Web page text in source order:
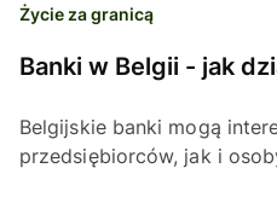
Życie za granicą
Banki w Belgii - jak
Belgijskie banki mogą
przedsiębiorców, jak i